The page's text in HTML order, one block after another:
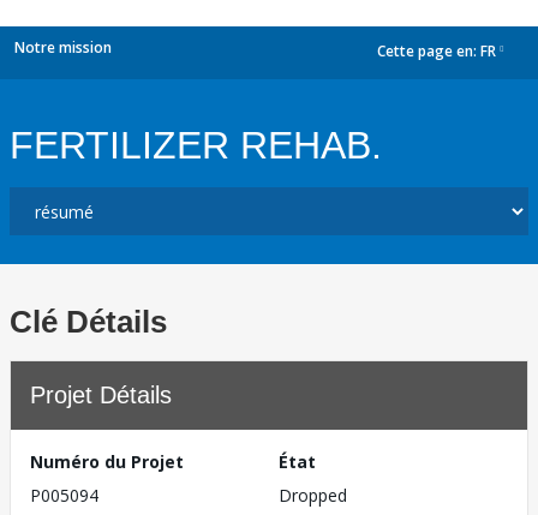
Notre mission Cette page en: FR
FERTILIZER REHAB.
Clé Détails
Projet Détails
Numéro du Projet
P005094
État
Dropped